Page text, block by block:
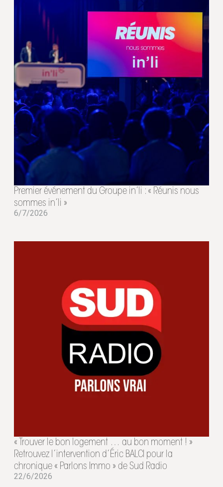
Premier événement du Groupe in’li : « Réunis nous
sommes in’li »
6/7/2026
« Trouver le bon logement … au bon moment ! »
Retrouvez l’intervention d’Éric BALCI pour la
chronique « Parlons Immo » de Sud Radio
22/6/2026